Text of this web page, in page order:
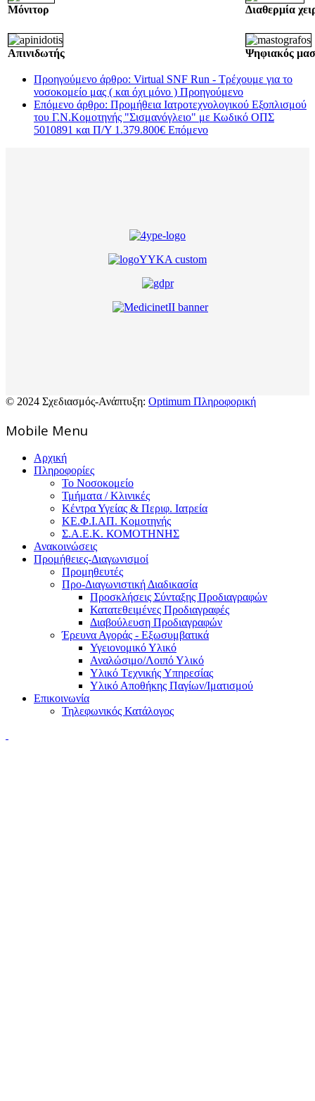
Μόνιτορ Διαθερμία
Απινιδωτής Ψηφιακός
Προηγούμενο άρθρο: Virtual SNF Run - Τρέχουμε για το
νοσοκομείο μας ( και όχι μόνο ) Προηγούμενο
Επόμενο άρθρο: Προμήθεια Ιατροτεχνολογικού Εξοπλισμού
του Γ.Ν.Κομοτηνής "Σισμανόγλειο" με Κωδικό ΟΠΣ
5010891 και Π/Υ 1.379.800€ Επόμενο
© 2024 Σχεδιασμός-Ανάπτυξη: Optimum Πληροφορική
Mοbile Menu
Αρχική
Πληροφορίες
Το Νοσοκομείο
Τμήματα / Κλινικές
Κέντρα Υγείας & Περιφ. Ιατρεία
ΚΕ.Φ.Ι.ΑΠ. Κομοτηνής
Σ.Α.Ε.Κ. ΚΟΜΟΤΗΝΗΣ
Ανακοινώσεις
Προμήθειες-Διαγωνισμοί
Προμηθευτές
Προ-Διαγωνιστική Διαδικασία
Προσκλήσεις Σύνταξης Προδιαγραφών
Κατατεθειμένες Προδιαγραφές
Διαβούλευση Προδιαγραφών
Έρευνα Αγοράς - Εξωσυμβατικά
Υγειονομικό Υλικό
Αναλώσιμο/Λοιπό Υλικό
Υλικό Tεχνικής Yπηρεσίας
Υλικό Αποθήκης Παγίων/Ιματισμού
Επικοινωνία
Τηλεφωνικός Κατάλογος